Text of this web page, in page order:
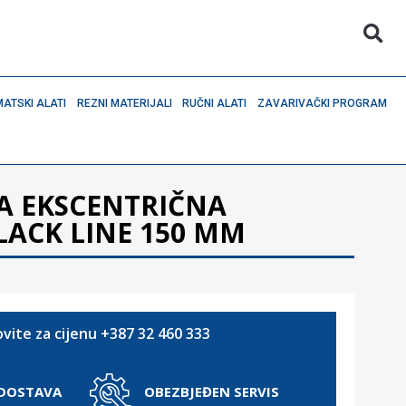
ALATI REZNI MATERIJALI RUČNI ALATI ZAVARIVAČKI PROGRAM
EKSCENTRIČNA
LINE 150 MM
za cijenu +387 32 460 333
OBEZBJEĐEN SERVIS